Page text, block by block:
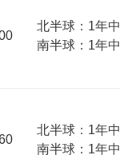
北半球：1年中
南半球：1年中
北半球：1年中
南半球：1年中